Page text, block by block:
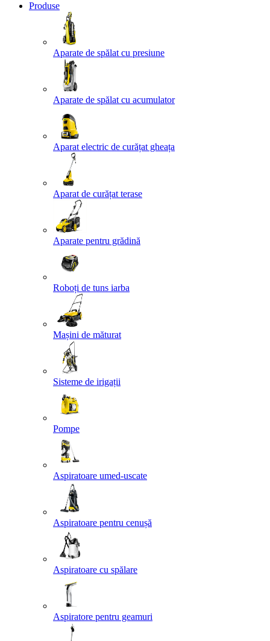
Produse
Aparate de spălat cu presiune
Aparate de spălat cu acumulator
Aparat electric de curățat gheața
Aparat de curățat terase
Aparate pentru grădină
Roboți de tuns iarba
Mașini de măturat
Sisteme de irigații
Pompe
Aspiratoare umed-uscate
Aspiratoare pentru cenușă
Aspiratoare cu spălare
Aspiratore pentru geamuri